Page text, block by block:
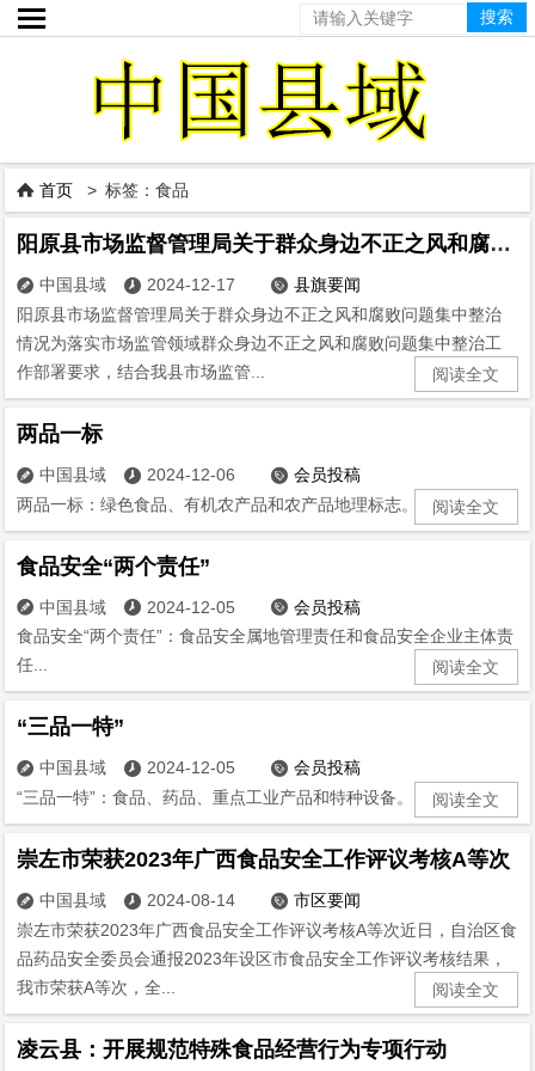

 首页 > 标签：食品
阳原县市场监督管理局关于群众身边不正之风和腐败问题集中
 中国县域  2024-12-17  县旗要闻
阳原县市场监督管理局关于群众身边不正之风和腐败问题集中整治
情况为落实市场监管领域群众身边不正之风和腐败问题集中整治工
作部署要求，结合我县市场监管...
阅读全文
两品一标
 中国县域  2024-12-06  会员投稿
两品一标：绿色食品、有机农产品和农产品地理标志。... 阅读全文
食品安全“两个责任”
 中国县域  2024-12-05  会员投稿
食品安全“两个责任”：食品安全属地管理责任和食品安全企业主体责
任...
阅读全文
“三品一特”
 中国县域  2024-12-05  会员投稿
“三品一特”：食品、药品、重点工业产品和特种设备。...
阅读全文
崇左市荣获2023年广西食品安全工作评议考核A等次
 中国县域  2024-08-14  市区要闻
崇左市荣获2023年广西食品安全工作评议考核A等次近日，自治区食
品药品安全委员会通报2023年设区市食品安全工作评议考核结果，
我市荣获A等次，全...
阅读全文
凌云县：开展规范特殊食品经营行为专项行动